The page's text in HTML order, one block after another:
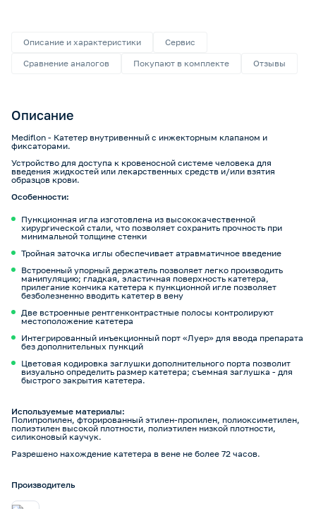
Описание и характеристики
Сервис
Сравнение аналогов
Покупают в комплекте Отзывы
Описание
Mediflon - Катетер внутривенный с инжекторным клапаном и
фиксаторами.
Устройство для доступа к кровеносной системе человека для
введения жидкостей или лекарственных средств и/или взятия
образцов крови.
Особенности:
Пункционная игла изготовлена из высококачественной
хирургической стали, что позволяет сохранить прочность при
минимальной толщине стенки
Тройная заточка иглы обеспечивает атравматичное введение
Встроенный упорный держатель позволяет легко производить
манипуляцию; гладкая, эластичная поверхность катетера,
прилегание кончика катетера к пункционной игле позволяет
безболезненно вводить катетер в вену
Две встроенные рентгенконтрастные полосы контролируют
местоположение катетера
Интегрированный инъекционный порт «Луер» для ввода препарата
без дополнительных пункций
Цветовая кодировка заглушки дополнительного порта позволит
визуально определить размер катетера; съемная заглушка - для
быстрого закрытия катетера.
Используемые материалы:
Полипропилен, фторированный этилен-пропилен, полиоксиметилен,
полиэтилен высокой плотности, полиэтилен низкой плотности,
силиконовый каучук.
Разрешено нахождение катетера в вене не более 72 часов.
Производитель